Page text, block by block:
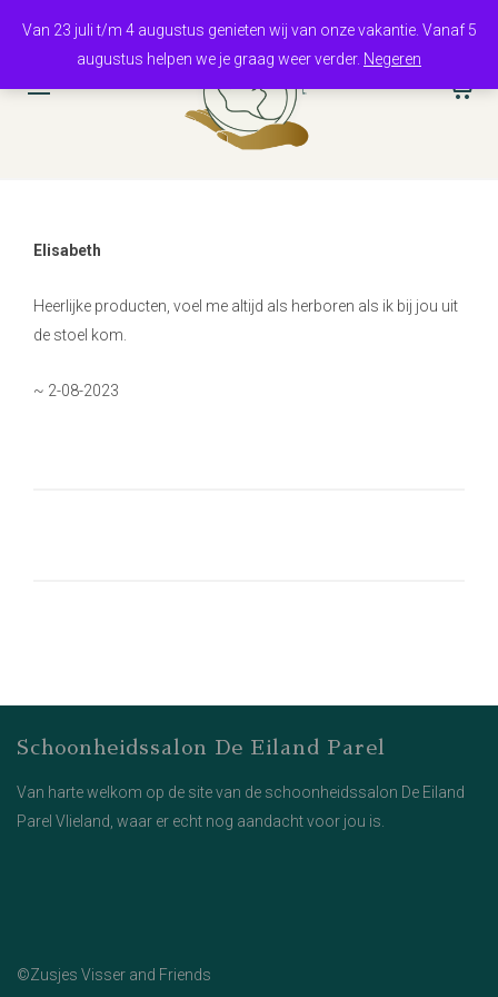
Van 23 juli t/m 4 augustus genieten wij van onze vakantie. Vanaf 5
augustus helpen we je graag weer verder. Negeren
Elisabeth
Heerlijke producten, voel me altijd als herboren als ik bij jou uit
de stoel kom.
~ 2-08-2023
Schoonheidssalon De Eiland Parel
Van harte welkom op de site van de schoonheidssalon De Eiland
Parel Vlieland, waar er echt nog aandacht voor jou is.
©Zusjes Visser and Friends